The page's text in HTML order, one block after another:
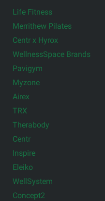
Life Fitness
Merrithew Pilates
Centr x Hyrox
WellnessSpace Brands
Pavigym
Myzone
Airex
TRX
Therabody
Centr
Inspire
Eleiko
WellSystem
Concept2